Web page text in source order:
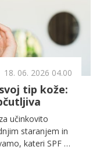
18. 06. 2026 04.00
tip kože:
učinkovito
staranjem in
kateri SPF je